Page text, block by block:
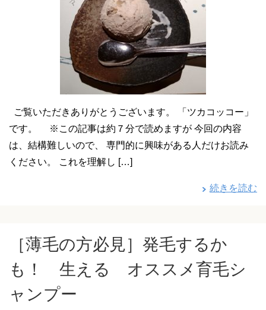
ご覧いただきありがとうございます。 「ツカコッコー」
です。 ※この記事は約７分で読めますが 今回の内容
は、結構難しいので、 専門的に興味がある人だけお読み
ください。 これを理解し […]
続きを読む
［薄毛の方必見］発毛するか
も！ 生える オススメ育毛シ
ャンプー